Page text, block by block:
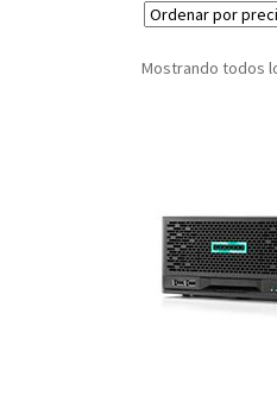
Mi
Mostrando todos